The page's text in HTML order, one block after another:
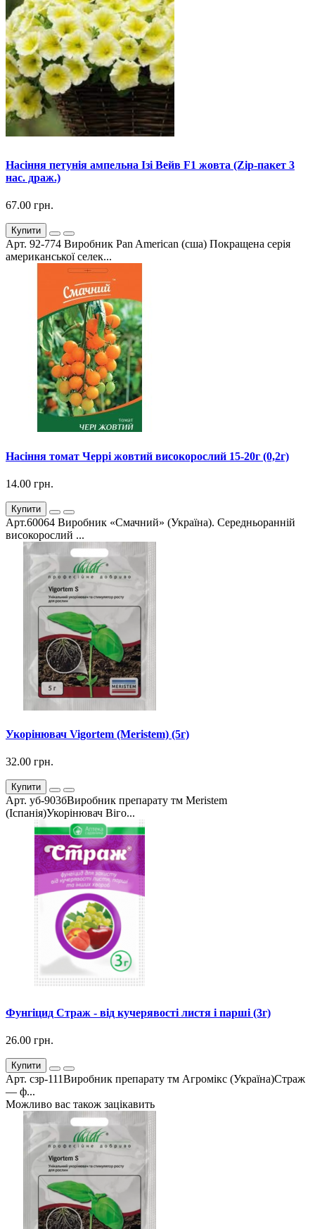
Насіння петунія ампельна Ізі Вейв F1 жовта (Zip-пакет 3
нас. драж.)
67.00 грн.
Купити
Арт. 92-774 Виробник Pan American (сша) Покращена серія
американської селек...
Насіння томат Черрі жовтий високорослий 15-20г (0,2г)
14.00 грн.
Купити
Арт.60064 Виробник «Смачний» (Україна). Середньоранній
високорослий ...
Укорінювач Vigortem (Meristem) (5г)
32.00 грн.
Купити
Арт. уб-903бВиробник препарату тм Meristem
(Іспанія)Укорінювач Віго...
Фунгіцид Страж - від кучерявості листя і парші (3г)
26.00 грн.
Купити
Арт. сзр-111Виробник препарату тм Агромікс (Україна)Страж
— ф...
Можливо вас також зацікавить